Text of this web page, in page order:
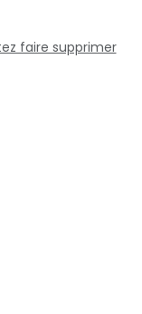
faire supprimer